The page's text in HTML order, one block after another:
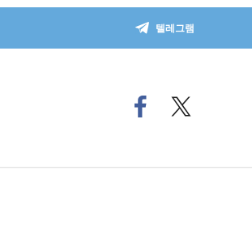
텔레그램
페
이
트위
터로